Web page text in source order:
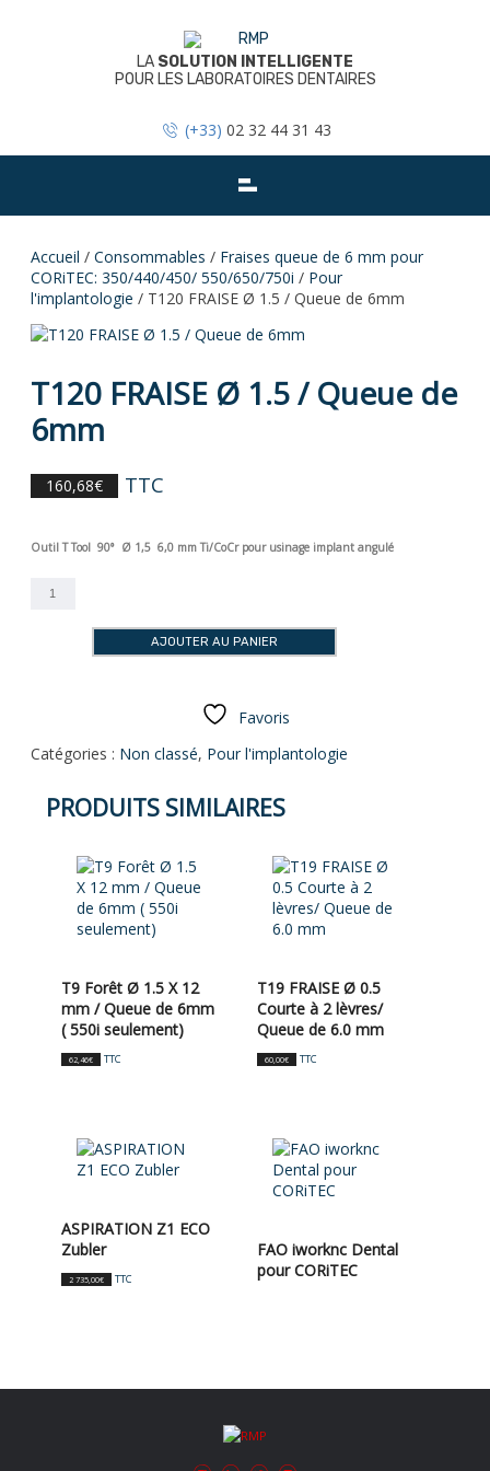
LA SOLUTION INTELLIGENTE
POUR LES LABORATOIRES DENTAIRES
(+33) 02 32 44 31 43
Accueil / Consommables / Fraises queue de 6 mm pour
CORiTEC: 350/440/450/ 550/650/750i / Pour
l'implantologie / T120 FRAISE Ø 1.5 / Queue de 6mm
T120 FRAISE Ø 1.5 / Queue de
6mm
160,68€ TTC
Outil T Tool 90° Ø 1,5 6,0 mm Ti/CoCr pour usinage implant angulé
quantité
de
AJOUTER AU PANIER
Favoris
Catégories : Non classé, Pour l'implantologie
PRODUITS SIMILAIRES
T9 Forêt Ø 1.5 X 12
mm / Queue de 6mm
( 550i seulement)
62,46€ TTC
T19 FRAISE Ø 0.5
Courte à 2 lèvres/
Queue de 6.0 mm
60,00€ TTC
ASPIRATION Z1 ECO
Zubler
2 735,00€ TTC
FAO iworknc Dental
pour CORiTEC